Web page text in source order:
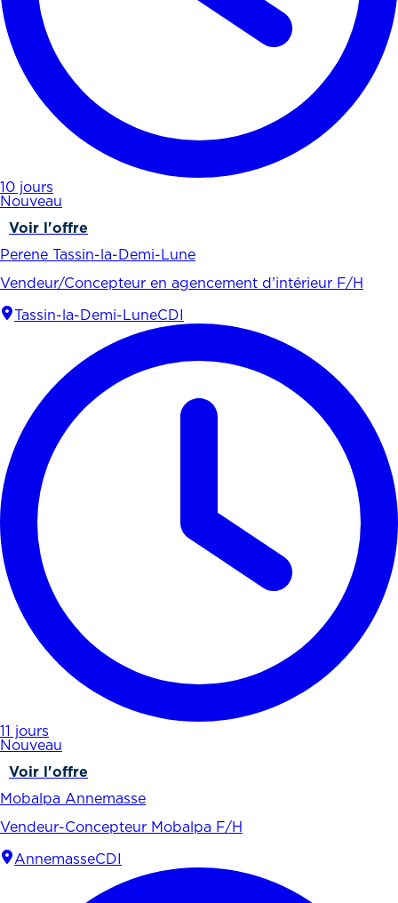
10 jours
Nouveau
Voir l'offre
Perene Tassin-la-Demi-Lune
Vendeur/Concepteur en agencement d’intérieur F/H
Tassin-la-Demi-LuneCDI
11 jours
Nouveau
Voir l'offre
Mobalpa Annemasse
Vendeur-Concepteur Mobalpa F/H
AnnemasseCDI